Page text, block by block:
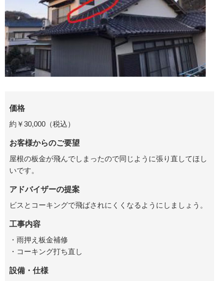
価格
約￥30,000（税込）
お客様からのご要望
屋根の板金が飛んでしまったので同じように張り直してほし
いです。
アドバイザーの提案
ビスとコーキングで飛ばされにくくなるようにしましょう。
工事内容
・雨押え板金補修
・コーキング打ち直し
設備・仕様